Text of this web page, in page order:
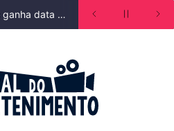
do Livro de São Paulo